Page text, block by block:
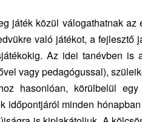
játék közül válogathatnak
való játékot, a fejlesztő
Az idei tanévben is
vagy pedagógussal),
hasonlóan, körülbelül
időpontjáról minden